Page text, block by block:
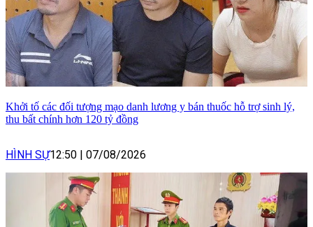
Khởi tố các đối tượng mạo danh lương y bán thuốc hỗ trợ sinh lý,
thu bất chính hơn 120 tỷ đồng
HÌNH SỰ12:50 07/08/2026